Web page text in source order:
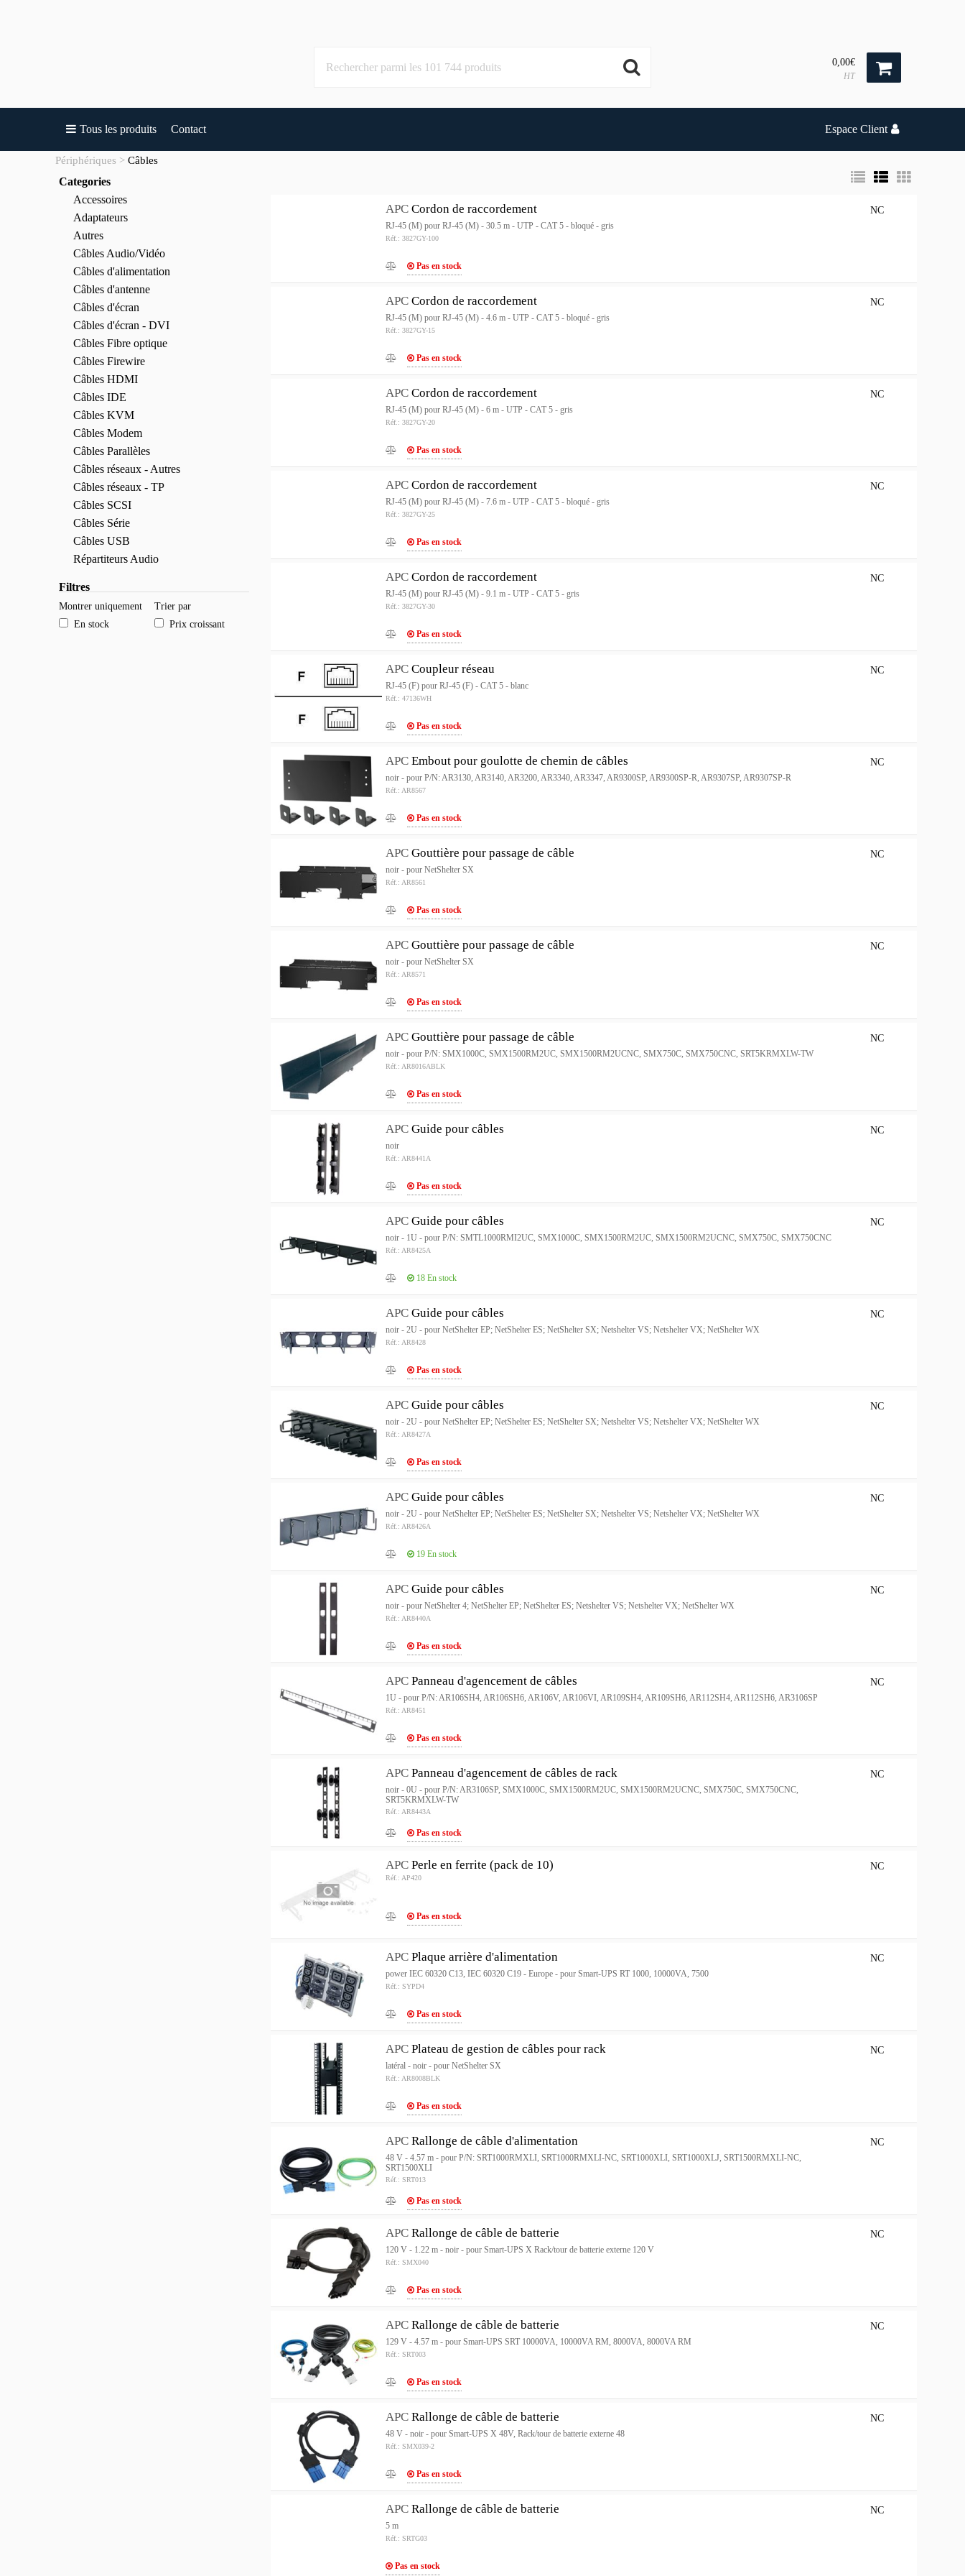
0,00€
HT
Tous les produits Contact Espace Client
Périphériques Câbles
Categories
Accessoires
Adaptateurs
Autres
Câbles Audio/Vidéo
Câbles d'alimentation
Câbles d'antenne
Câbles d'écran
Câbles d'écran - DVI
Câbles Fibre optique
Câbles Firewire
Câbles HDMI
Câbles IDE
Câbles KVM
Câbles Modem
Câbles Parallèles
Câbles réseaux - Autres
Câbles réseaux - TP
Câbles SCSI
Câbles Série
Câbles USB
Répartiteurs Audio
Filtres
Montrer uniquement
En stock
Trier par
Prix croissant
APC Cordon de raccordement
RJ-45 (M) pour RJ-45 (M) - 30.5 m - UTP - CAT 5 - bloqué - gris
Réf.: 3827GY-100
NC
Pas en stock
APC Cordon de raccordement
RJ-45 (M) pour RJ-45 (M) - 4.6 m - UTP - CAT 5 - bloqué - gris
Réf.: 3827GY-15
NC
Pas en stock
APC Cordon de raccordement
RJ-45 (M) pour RJ-45 (M) - 6 m - UTP - CAT 5 - gris
Réf.: 3827GY-20
NC
Pas en stock
APC Cordon de raccordement
RJ-45 (M) pour RJ-45 (M) - 7.6 m - UTP - CAT 5 - bloqué - gris
Réf.: 3827GY-25
NC
Pas en stock
APC Cordon de raccordement
RJ-45 (M) pour RJ-45 (M) - 9.1 m - UTP - CAT 5 - gris
Réf.: 3827GY-30
NC
Pas en stock
APC Coupleur réseau
RJ-45 (F) pour RJ-45 (F) - CAT 5 - blanc
Réf.: 47136WH
NC
Pas en stock
APC Embout pour goulotte de chemin de câbles
noir - pour P/N: AR3130, AR3140, AR3200, AR3340, AR3347, AR9300SP, AR9300SP-R, AR9307SP, AR9307SP-R
Réf.: AR8567
NC
Pas en stock
APC Gouttière pour passage de câble
noir - pour NetShelter SX
Réf.: AR8561
NC
Pas en stock
APC Gouttière pour passage de câble
noir - pour NetShelter SX
Réf.: AR8571
NC
Pas en stock
APC Gouttière pour passage de câble
noir - pour P/N: SMX1000C, SMX1500RM2UC, SMX1500RM2UCNC, SMX750C, SMX750CNC, SRT5KRMXLW-TW
Réf.: AR8016ABLK
NC
Pas en stock
APC Guide pour câbles
noir
Réf.: AR8441A
NC
Pas en stock
APC Guide pour câbles
noir - 1U - pour P/N: SMTL1000RMI2UC, SMX1000C, SMX1500RM2UC, SMX1500RM2UCNC, SMX750C, SMX750CNC
Réf.: AR8425A
NC
18 En stock
APC Guide pour câbles
noir - 2U - pour NetShelter EP; NetShelter ES; NetShelter SX; Netshelter VS; Netshelter VX; NetShelter WX
Réf.: AR8428
NC
Pas en stock
APC Guide pour câbles
noir - 2U - pour NetShelter EP; NetShelter ES; NetShelter SX; Netshelter VS; Netshelter VX; NetShelter WX
Réf.: AR8427A
NC
Pas en stock
APC Guide pour câbles
noir - 2U - pour NetShelter EP; NetShelter ES; NetShelter SX; Netshelter VS; Netshelter VX; NetShelter WX
Réf.: AR8426A
NC
19 En stock
APC Guide pour câbles
noir - pour NetShelter 4; NetShelter EP; NetShelter ES; Netshelter VS; Netshelter VX; NetShelter WX
Réf.: AR8440A
NC
Pas en stock
APC Panneau d'agencement de câbles
1U - pour P/N: AR106SH4, AR106SH6, AR106V, AR106VI, AR109SH4, AR109SH6, AR112SH4, AR112SH6, AR3106SP
Réf.: AR8451
NC
Pas en stock
APC Panneau d'agencement de câbles de rack
noir - 0U - pour P/N: AR3106SP, SMX1000C, SMX1500RM2UC, SMX1500RM2UCNC, SMX750C, SMX750CNC,
SRT5KRMXLW-TW
Réf.: AR8443A
NC
Pas en stock
APC Perle en ferrite (pack de 10)
Réf.: AP420
NC
Pas en stock
APC Plaque arrière d'alimentation
power IEC 60320 C13, IEC 60320 C19 - Europe - pour Smart-UPS RT 1000, 10000VA, 7500
Réf.: SYPD4
NC
Pas en stock
APC Plateau de gestion de câbles pour rack
latéral - noir - pour NetShelter SX
Réf.: AR8008BLK
NC
Pas en stock
APC Rallonge de câble d'alimentation
48 V - 4.57 m - pour P/N: SRT1000RMXLI, SRT1000RMXLI-NC, SRT1000XLI, SRT1000XLJ, SRT1500RMXLI-NC,
SRT1500XLI
Réf.: SRT013
NC
Pas en stock
APC Rallonge de câble de batterie
120 V - 1.22 m - noir - pour Smart-UPS X Rack/tour de batterie externe 120 V
Réf.: SMX040
NC
Pas en stock
APC Rallonge de câble de batterie
129 V - 4.57 m - pour Smart-UPS SRT 10000VA, 10000VA RM, 8000VA, 8000VA RM
Réf.: SRT003
NC
Pas en stock
APC Rallonge de câble de batterie
48 V - noir - pour Smart-UPS X 48V, Rack/tour de batterie externe 48
Réf.: SMX039-2
NC
Pas en stock
APC Rallonge de câble de batterie
5 m
Réf.: SRTG03
NC
Pas en stock